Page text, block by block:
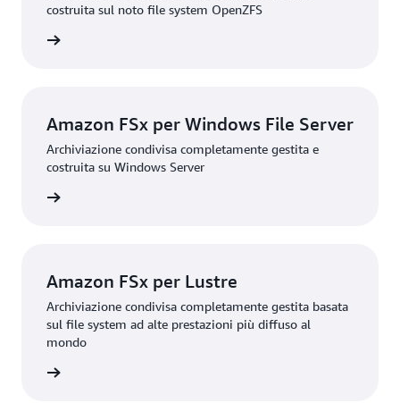
costruita sul noto file system OpenZFS
Amazon FSx per Windows File Server
Archiviazione condivisa completamente gestita e
costruita su Windows Server
Amazon FSx per Lustre
Archiviazione condivisa completamente gestita basata
sul file system ad alte prestazioni più diffuso al
mondo